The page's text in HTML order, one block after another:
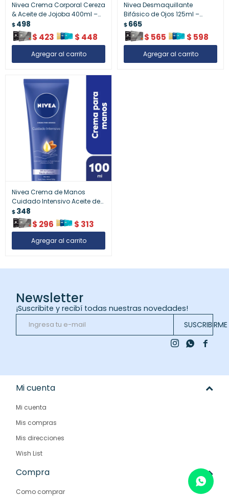
Nivea Crema Corporal Cereza
& Aceite de Jojoba 400ml –
Aroma Frutal y Piel Suave
$498
$ 423 $ 448
Nivea Desmaquillante
Bifásico de Ojos 125ml –
Limpieza Suave y Eficaz del
Maquillaje Waterproof
$665
$ 565 $ 598
Nivea Crema de Manos
Cuidado Intensivo Aceite de
Almendras y Manteca de
Karité Piel Seca 100 ml –
Crema hidratante para
manos
$348
$ 296 $ 313
Newsletter
¡Suscribite y recibí todas nuestras novedades!
SUSCRIBIRME

 
Mi cuenta
Mi cuenta
Mis compras
Mis direcciones
Wish List
Compra
Como comprar